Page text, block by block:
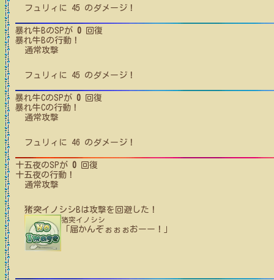
フュリィ に 45 のダメージ！
暴れ牛BのSPが 0 回復
暴れ牛Bの行動！
通常攻撃
フュリィ に 45 のダメージ！
暴れ牛CのSPが 0 回復
暴れ牛Cの行動！
通常攻撃
フュリィ に 46 のダメージ！
十五夜のSPが 0 回復
十五夜の行動！
通常攻撃
猪突イノシシBは攻撃を回避した！
猪突イノシシ
「届かんぞぉぉぉおーー！」